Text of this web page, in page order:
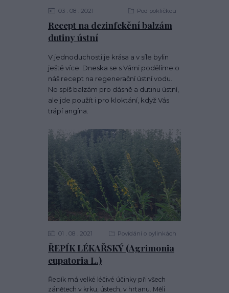
Recept na dezinfekční balzám
dutiny ústní
03 08 2021 Pod pokličkou
V jednoduchosti je krása a v síle bylin
ještě více. Dneska se s Vámi podělíme o
náš recept na regenerační ústní vodu.
No spíš balzám pro dásně a dutinu ústní,
ale jde použít i pro kloktání, když Vás
trápí angína.
ŘEPÍK LÉKAŘSKÝ (Agrimonia
eupatoria L.)
01 08 2021 Povídání o bylinkách
Řepík má velké léčivé účinky při všech
zánětech v krku, ústech, v hrtanu. Měli